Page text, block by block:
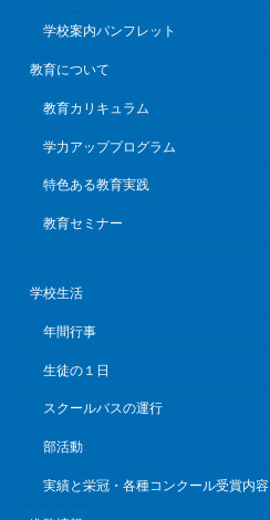
学校案内パンフレット
教育について
教育カリキュラム
学力アッププログラム
特色ある教育実践
教育セミナー
学校生活
年間行事
生徒の１日
スクールバスの運行
部活動
実績と栄冠・各種コンクール受賞内容